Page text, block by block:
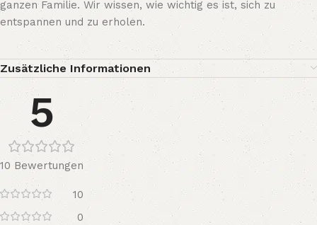
ganzen Familie. Wir wissen, wie wichtig es ist, sich zu
entspannen und zu erholen.
Zusätzliche Informationen
5
10 Bewertungen
10
0